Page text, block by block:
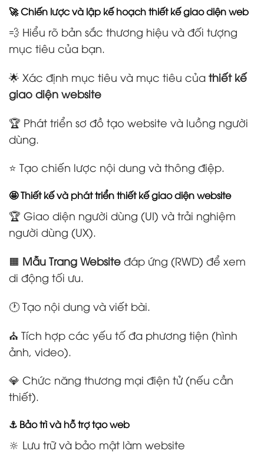
🚀 Chiến lược và lập kế hoạch thiết kế giao diện web
💨 Hiểu rõ bản sắc thương hiệu và đối tượng
mục tiêu của bạn.
🌟 Xác định mục tiêu và mục tiêu của thiết kế
giao diện website
🏆 Phát triển sơ đồ tạo website và luồng người
dùng.
⭐ Tạo chiến lược nội dung và thông điệp.
🤩 Thiết kế và phát triển thiết kế giao diện website
🏆 Giao diện người dùng (UI) và trải nghiệm
người dùng (UX).
🟧 Mẫu Trang Website đáp ứng (RWD) để xem
di động tối ưu.
🕐 Tạo nội dung và viết bài.
⛪ Tích hợp các yếu tố đa phương tiện (hình
ảnh, video).
💎 Chức năng thương mại điện tử (nếu cần
thiết).
⚓ Bảo trì và hỗ trợ tạo web
🔆 Lưu trữ và bảo mật làm website